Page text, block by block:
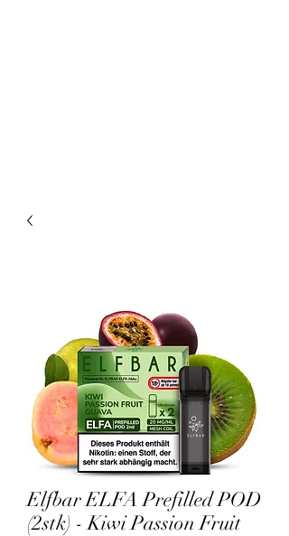
Elfbar ELFA Prefilled POD
(2stk) - Kiwi Passion Fruit